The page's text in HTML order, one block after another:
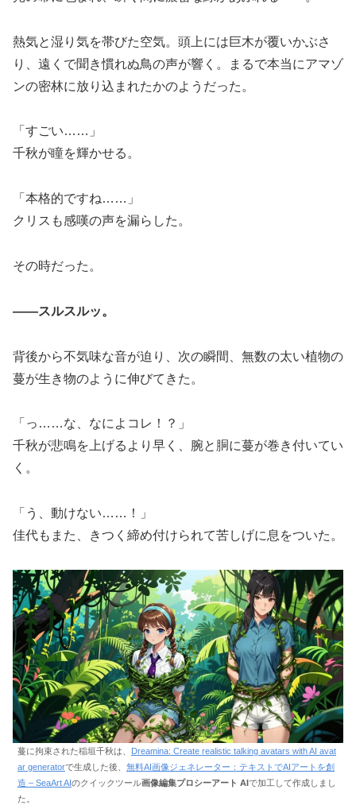
熱気と湿り気を帯びた空気。頭上には巨木が覆いかぶさ
り、遠くで聞き慣れぬ鳥の声が響く。まるで本当にアマゾ
ンの密林に放り込まれたかのようだった。
「すごい……」
千秋が瞳を輝かせる。
「本格的ですね……」
クリスも感嘆の声を漏らした。
その時だった。
――スルスルッ。
背後から不気味な音が迫り、次の瞬間、無数の太い植物の
蔓が生き物のように伸びてきた。
「っ……な、なによコレ！？」
千秋が悲鳴を上げるより早く、腕と胴に蔓が巻き付いてい
く。
「う、動けない……！」
佳代もまた、きつく締め付けられて苦しげに息をついた。
蔓に拘束された稲垣千秋は、
Dreamina: Create realistic talking avatars with AI avat
ar generatorで生成した後、 無料AI画像ジェネレーター：テキストでAIアートを創
造 – SeaArt AI のクイックツール画像編集プロシーアート AI で加工して作成しまし
た。